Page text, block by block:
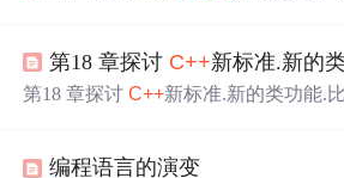
性10_lambda表达式/匿名函数（定义、
(+ x n))） （2）C++新特性11_匿名函
总结： 1. Lambda表达式
第18 章探讨 C++新标准.新的类功能.比较函
第18 章探讨C++新标准.新的类功能.
编程语言的演变